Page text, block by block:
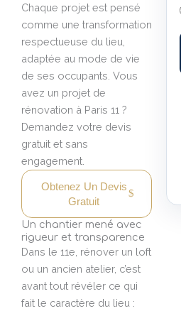
Chaque projet est pensé
comme une transformation
respectueuse du lieu,
adaptée au mode de vie
de ses occupants. Vous
avez un projet de
rénovation à Paris 11 ?
Demandez votre devis
gratuit et sans
engagement.
Obtenez Un Devis
Gratuit
Un chantier mené avec
rigueur et transparence
Dans le 11e, rénover un loft
ou un ancien atelier, c’est
avant tout révéler ce qui
fait le caractère du lieu :